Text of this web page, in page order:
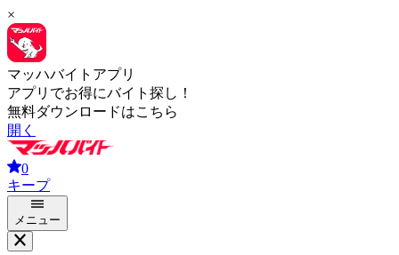
×
マッハバイトアプリ
アプリでお得にバイト探し！
無料ダウンロードはこちら
開く
0
キープ
メニュー